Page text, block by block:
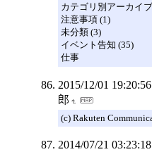
カテゴリ別アーカイブ
注意事項 (1)
未分類 (3)
イベント告知 (35)
仕事
2015/12/01 19:20:56
郎
(c) Rakuten
2014/07/21 03:23:18